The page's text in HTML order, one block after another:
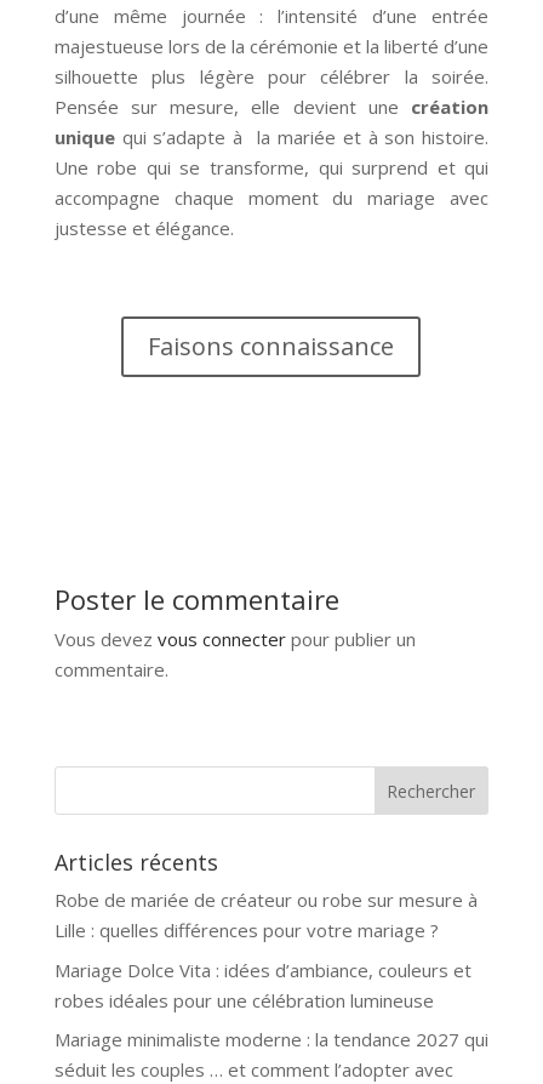
d’une même journée : l’intensité d’une entrée
majestueuse lors de la cérémonie et la liberté d’une
silhouette plus légère pour célébrer la soirée.
Pensée sur mesure, elle devient une création
uniquequi s’adapte à la mariée et à son histoire.
Une robe qui se transforme, qui surprend et qui
accompagne chaque moment du mariage avec
justesse et élégance.
Faisons connaissance
Poster le commentaire
Vous devez vous connecterpour publier un
commentaire.
Articles récents
Robe de mariée de créateur ou robe sur mesure à
Lille : quelles différences pour votre mariage ?
Mariage Dolce Vita : idées d’ambiance, couleurs et
robes idéales pour une célébration lumineuse
Mariage minimaliste moderne : la tendance 2027 qui
séduit les couples … et comment l’adopter avec